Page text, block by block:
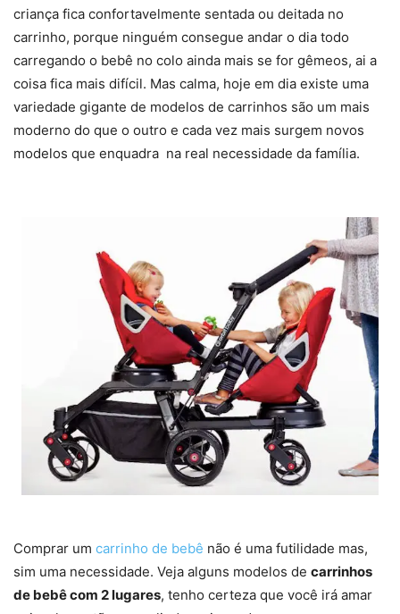
criança fica confortavelmente sentada ou deitada no
carrinho, porque ninguém consegue andar o dia todo
carregando o bebê no colo ainda mais se for gêmeos, ai a
coisa fica mais difícil. Mas calma, hoje em dia existe uma
variedade gigante de modelos de carrinhos são um mais
moderno do que o outro e cada vez mais surgem novos
modelos que enquadra na real necessidade da família.
Comprar um carrinho de bebê não é uma futilidade mas,
sim uma necessidade. Veja alguns modelos de carrinhos
de bebê com 2 lugares, tenho certeza que você irá amar